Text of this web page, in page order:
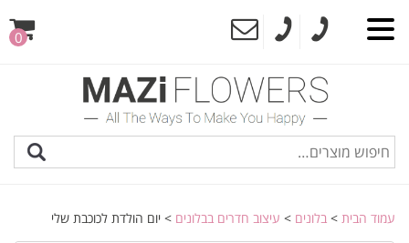
0
עמוד הבית > בלונים > עיצוב חדרים בבלונים > יום הולדת לכוכבת שלי